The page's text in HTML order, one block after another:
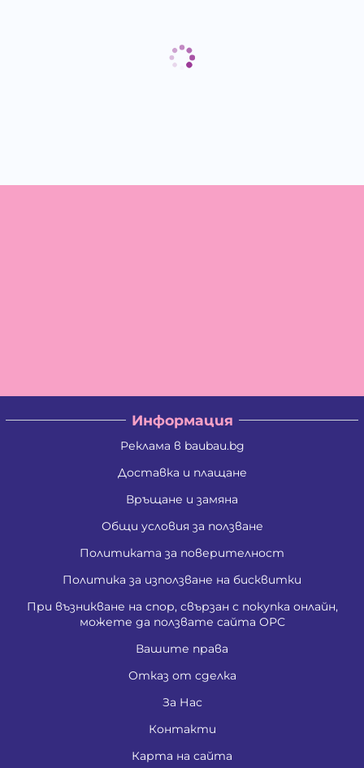
Информация
Реклама в baubau.bg
Доставка и плащане
Връщане и замяна
Общи условия за ползване
Политиката за поверителност
Политика за използване на бисквитки
При възникване на спор, свързан с покупка онлайн,
можете да ползвате сайта ОРС
Вашите права
Отказ от сделка
За Нас
Контакти
Карта на сайта